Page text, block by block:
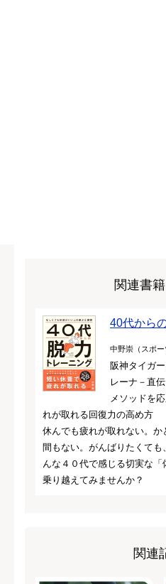
関連書
40代から
中野崇（スポー
阪神タイガ
レーナ－直
メソッドを
れが取れる回復力の高め方
休んでも疲れが取れない。
間もない。がんばりたくて
んな４０代で感じる切実な「
乗り越えてみませんか？
関連